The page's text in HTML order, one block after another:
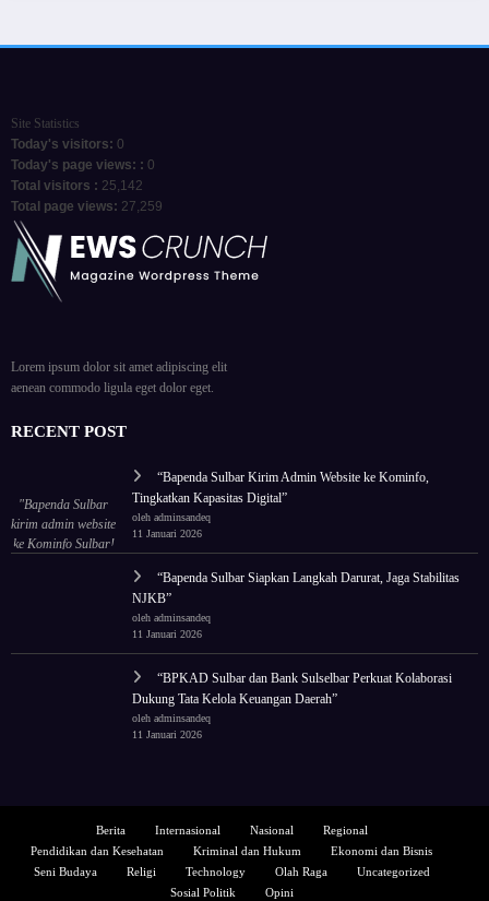
Site Statistics
Today's visitors: 0
Today's page views: : 0
Total visitors : 25,142
Total page views: 27,259
Lorem ipsum dolor sit amet adipiscing elit
aenean commodo ligula eget dolor eget.
RECENT POST
"Bapenda Sulbar
kirim admin website
ke Kominfo Sulbar!
“Bapenda Sulbar Kirim Admin Website ke Kominfo,
Tingkatkan Kapasitas Digital”
oleh adminsandeq
11 Januari 2026
“Bapenda Sulbar Siapkan Langkah Darurat, Jaga Stabilitas
NJKB”
oleh adminsandeq
11 Januari 2026
“BPKAD Sulbar dan Bank Sulselbar Perkuat Kolaborasi
Dukung Tata Kelola Keuangan Daerah”
oleh adminsandeq
11 Januari 2026
Berita Internasional Nasional
Regional
Pendidikan dan Kesehatan
Kriminal dan Hukum
Ekonomi dan Bisnis
Seni Budaya
Religi Technology Olah Raga
Uncategorized
Sosial Politik
Opini